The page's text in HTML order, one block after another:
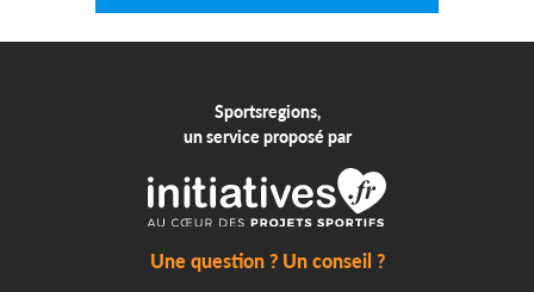
Sportsregions,
un service proposé par
Une question ? Un conseil ?